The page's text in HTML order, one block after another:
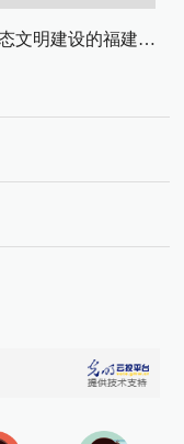
数字生态文明建设的福建路径与启示